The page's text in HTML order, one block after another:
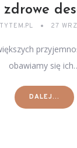
zdrowe
27
obawiamy się
DALEJ...